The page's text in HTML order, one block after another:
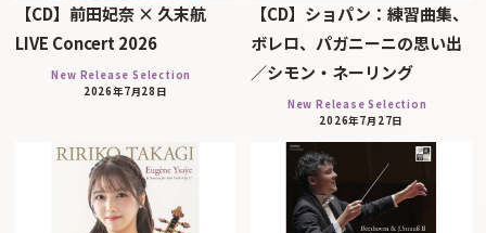
【CD】前田妃奈 × 久末航
LIVE Concert 2026
New Release Selection
2026年7月28日
【CD】ショパン：練習曲集、
ボレロ、パガニーニの思い出
／シモン・ネーリング
New Release Selection
2026年7月27日